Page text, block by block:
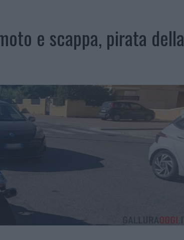
e scappa, pirata della